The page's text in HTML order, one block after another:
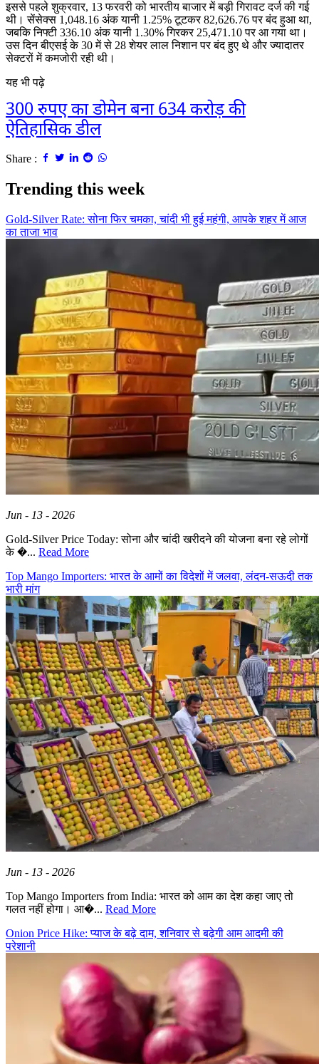
इससे पहले शुक्रवार, 13 फरवरी को भारतीय बाजार में बड़ी गिरावट दर्ज की गई
थी। सेंसेक्स 1,048.16 अंक यानी 1.25% टूटकर 82,626.76 पर बंद हुआ था,
जबकि निफ्टी 336.10 अंक यानी 1.30% गिरकर 25,471.10 पर आ गया था।
उस दिन बीएसई के 30 में से 28 शेयर लाल निशान पर बंद हुए थे और ज्यादातर
सेक्टरों में कमजोरी रही थी।
यह भी पढ़े
300 रुपए का डोमेन बना 634 करोड़ की
ऐतिहासिक डील
Share :
Trending this week
Gold-Silver Rate: सोना फिर चमका, चांदी भी हुई महंगी, आपके शहर में आज
का ताजा भाव
Jun - 13 - 2026
Gold-Silver Price Today: सोना और चांदी खरीदने की योजना बना रहे लोगों
के �... Read More
Top Mango Importers: भारत के आमों का विदेशों में जलवा, लंदन-सऊदी तक
भारी मांग
Jun - 13 - 2026
Top Mango Importers from India: भारत को आम का देश कहा जाए तो
गलत नहीं होगा। आ�... Read More
Onion Price Hike: प्याज के बढ़े दाम, शनिवार से बढ़ेगी आम आदमी की
परेशानी